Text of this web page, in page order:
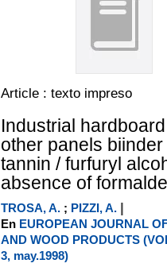
Article : texto impreso
Industrial
other panels biinder
tannin / furfuryl
absence of
TROSA, A. ; PIZZI, A. |
En EUROPEAN JOURNAL
AND WOOD PRODUCTS
3, may.1998)